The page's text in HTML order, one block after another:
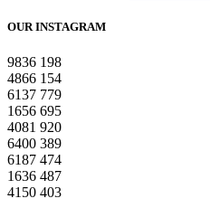
OUR INSTAGRAM
9836 198
4866 154
6137 779
1656 695
4081 920
6400 389
6187 474
1636 487
4150 403